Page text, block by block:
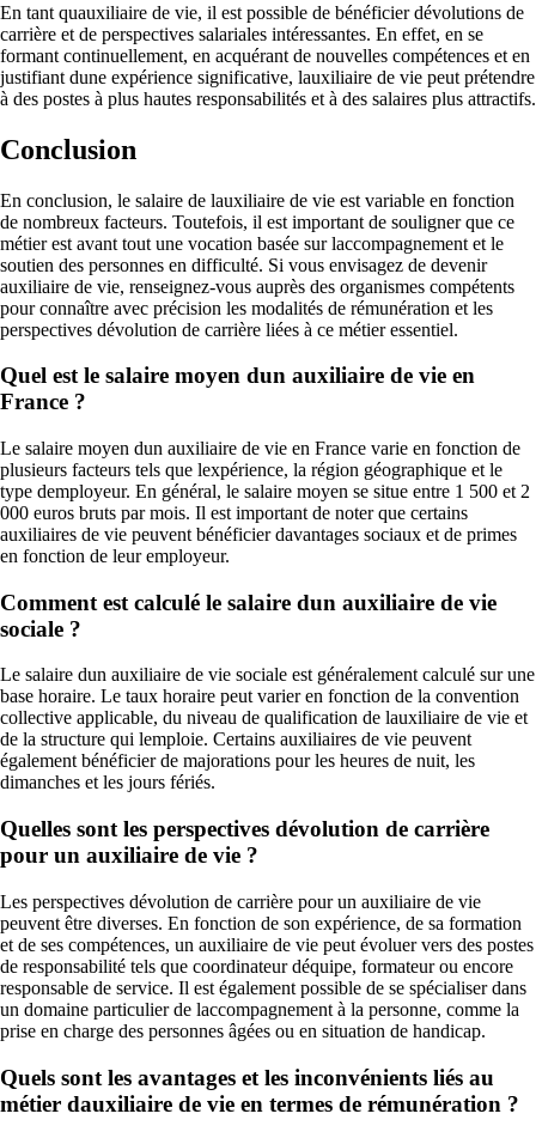
En tant quauxiliaire de vie, il est possible de bénéficier dévolutions de
carrière et de perspectives salariales intéressantes. En effet, en se
formant continuellement, en acquérant de nouvelles compétences et en
justifiant dune expérience significative, lauxiliaire de vie peut prétendre
à des postes à plus hautes responsabilités et à des salaires plus attractifs.
Conclusion
En conclusion, le salaire de lauxiliaire de vie est variable en fonction
de nombreux facteurs. Toutefois, il est important de souligner que ce
métier est avant tout une vocation basée sur laccompagnement et le
soutien des personnes en difficulté. Si vous envisagez de devenir
auxiliaire de vie, renseignez-vous auprès des organismes compétents
pour connaître avec précision les modalités de rémunération et les
perspectives dévolution de carrière liées à ce métier essentiel.
Quel est le salaire moyen dun auxiliaire de vie en
France ?
Le salaire moyen dun auxiliaire de vie en France varie en fonction de
plusieurs facteurs tels que lexpérience, la région géographique et le
type demployeur. En général, le salaire moyen se situe entre 1 500 et 2
000 euros bruts par mois. Il est important de noter que certains
auxiliaires de vie peuvent bénéficier davantages sociaux et de primes
en fonction de leur employeur.
Comment est calculé le salaire dun auxiliaire de vie
sociale ?
Le salaire dun auxiliaire de vie sociale est généralement calculé sur une
base horaire. Le taux horaire peut varier en fonction de la convention
collective applicable, du niveau de qualification de lauxiliaire de vie et
de la structure qui lemploie. Certains auxiliaires de vie peuvent
également bénéficier de majorations pour les heures de nuit, les
dimanches et les jours fériés.
Quelles sont les perspectives dévolution de carrière
pour un auxiliaire de vie ?
Les perspectives dévolution de carrière pour un auxiliaire de vie
peuvent être diverses. En fonction de son expérience, de sa formation
et de ses compétences, un auxiliaire de vie peut évoluer vers des postes
de responsabilité tels que coordinateur déquipe, formateur ou encore
responsable de service. Il est également possible de se spécialiser dans
un domaine particulier de laccompagnement à la personne, comme la
prise en charge des personnes âgées ou en situation de handicap.
Quels sont les avantages et les inconvénients liés au
métier dauxiliaire de vie en termes de rémunération ?